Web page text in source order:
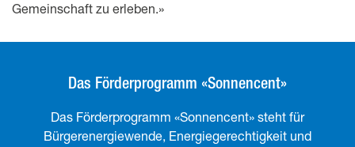
Gemeinschaft zu erleben.»
Das Förderprogramm «Sonnencent»
Das Förderprogramm «Sonnencent» steht für
Bürgerenergiewende, Energiegerechtigkeit und